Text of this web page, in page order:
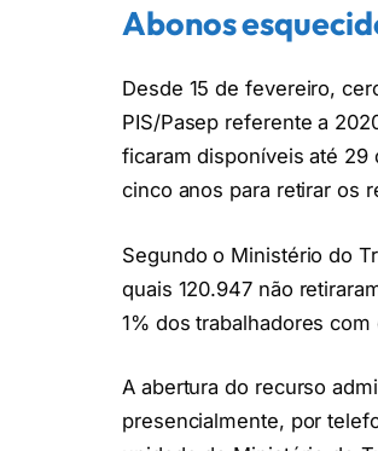
Abonos
Desde 15 de fevereiro,
PIS/Pasep referente a
ficaram disponíveis até 29
cinco anos para retirar os
Segundo o Ministério do
quais 120.947 não
1% dos trabalhadores
A abertura do recurso
presencialmente, por